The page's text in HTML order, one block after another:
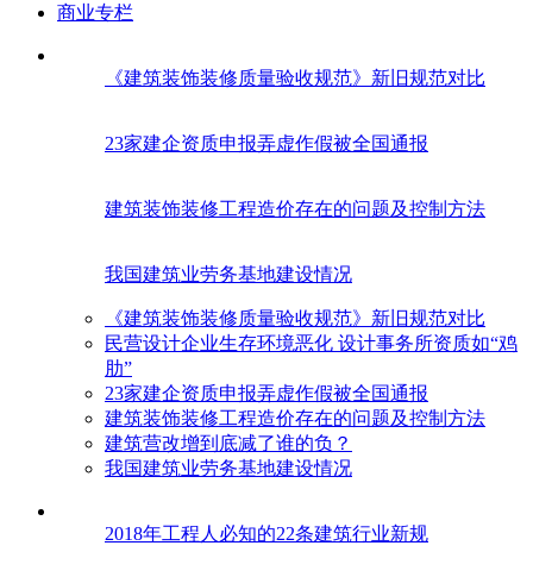
商业专栏
《建筑装饰装修质量验收规范》新旧规范对比
23家建企资质申报弄虚作假被全国通报
建筑装饰装修工程造价存在的问题及控制方法
我国建筑业劳务基地建设情况
《建筑装饰装修质量验收规范》新旧规范对比
民营设计企业生存环境恶化 设计事务所资质如“鸡
肋”
23家建企资质申报弄虚作假被全国通报
建筑装饰装修工程造价存在的问题及控制方法
建筑营改增到底减了谁的负？
我国建筑业劳务基地建设情况
2018年工程人必知的22条建筑行业新规